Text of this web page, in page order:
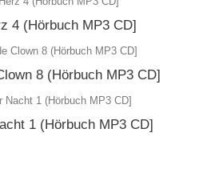
4 (Hörbuch MP3 CD]
8 (Hörbuch MP3 CD]
1 (Hörbuch MP3 CD]